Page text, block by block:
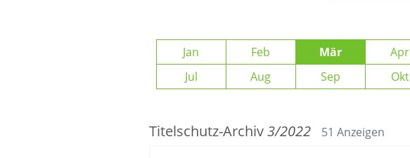
Jan Feb Mär Apr
Jul
Aug Sep Okt
Titelschutz-Archiv3/2022 51 Anzeigen